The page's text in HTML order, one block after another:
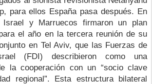
para ellos España pasa después. En
y Marruecos firmaron un plan
el año en la tercera reunión de su
en Tel Aviv, que las Fuerzas de
(FDI) describieron como una
la cooperación con un “socio clave
regional”. Esta estructura bilateral